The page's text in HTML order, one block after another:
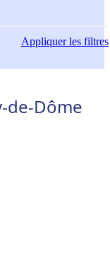
Appliquerles filtres
de-Dôme